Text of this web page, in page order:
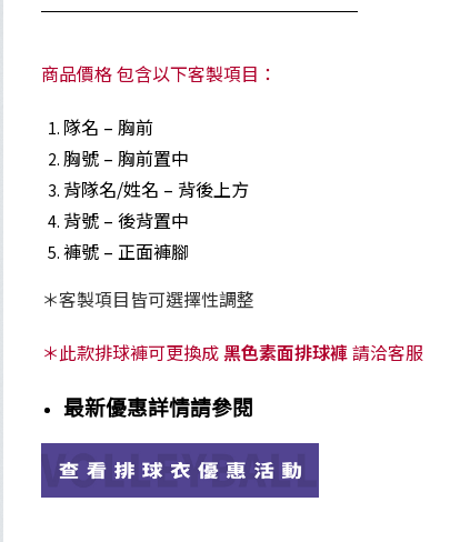
商品價格 包含以下客製項目：
隊名 – 胸前
胸號 – 胸前置中
背隊名/姓名 – 背後上方
背號 – 後背置中
褲號 – 正面褲腳
＊客製項目皆可選擇性調整
＊此款排球褲可更換成黑色素面排球褲請洽客服
最新優惠詳情請參閱